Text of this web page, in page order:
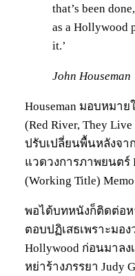
that’s been
as a Hollywood
it.’
John Houseman
Houseman มอบหมาย
(Red River, They
ปรับเปลี่ยนพื้นหลังจา
แวดวงการภาพยนตร์
(Working Title)
พอได้บทหนังก็ติดต่อ
ตอบปฏิเสธเพราะมอ
Hollywood ก่อนมาลง
หย่าร้างภรรยา Judy